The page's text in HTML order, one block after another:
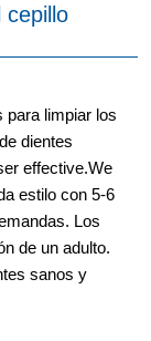
cepillo
para limpiar los
dientes
effective.We
estilo con 5-6
Los
de un adulto.
sanos y